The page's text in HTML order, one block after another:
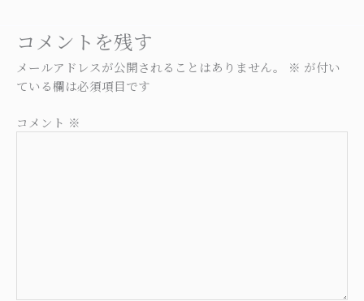
コメントを残す
メールアドレスが公開されることはありません。 ※ が付い
ている欄は必須項目です
コメント ※